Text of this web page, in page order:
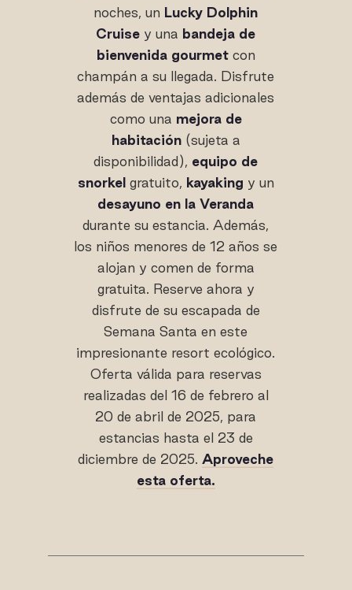
noches, un Lucky Dolphin
Cruise y una bandeja de
bienvenida gourmetcon
champán a su llegada. Disfrute
además de ventajas adicionales
como una mejora de
habitación(sujeta a
disponibilidad), equipo de
snorkel gratuito, kayaking y un
desayuno en la Veranda
durante su estancia. Además,
los niños menores de 12 años se
alojan y comen de forma
gratuita. Reserve ahora y
disfrute de su escapada de
Semana Santa en este
impresionante resort ecológico.
Oferta válida para reservas
realizadas del 16 de febrero al
20 de abril de 2025, para
estancias hasta el 23 de
diciembre de 2025. Aproveche
esta oferta.